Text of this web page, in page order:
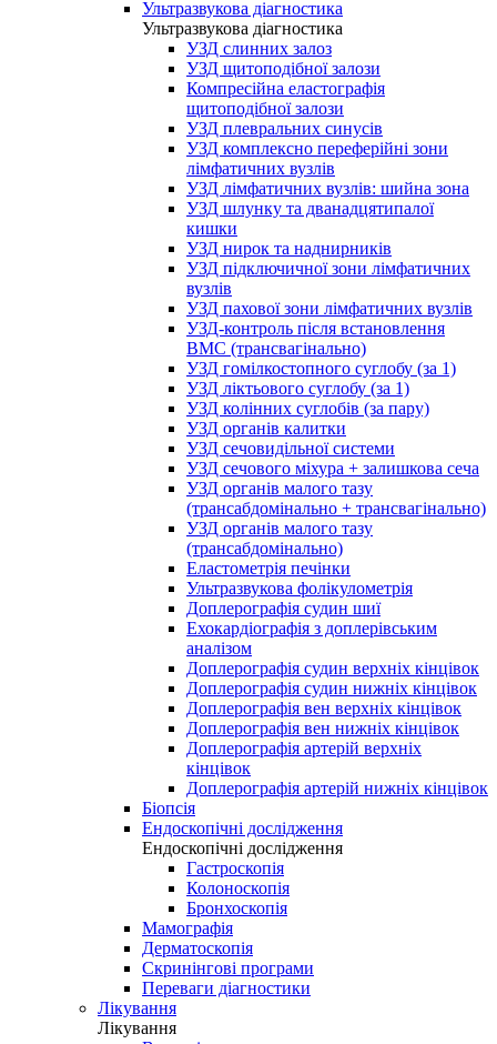
Ультразвукова діагностика
Ультразвукова діагностика
УЗД слинних залоз
УЗД щитоподібної залози
Компресійна еластографія
щитоподібної залози
УЗД плевральних синусів
УЗД комплексно переферійні зони
лімфатичних вузлів
УЗД лімфатичних вузлів: шийна зона
УЗД шлунку та дванадцятипалої
кишки
УЗД нирок та наднирників
УЗД підключичної зони лімфатичних
вузлів
УЗД пахової зони лімфатичних вузлів
УЗД-контроль після встановлення
ВМС (трансвагінально)
УЗД гомілкостопного суглобу (за 1)
УЗД ліктьового суглобу (за 1)
УЗД колінних суглобів (за пару)
УЗД органів калитки
УЗД сечовидільної системи
УЗД сечового міхура + залишкова сеча
УЗД органів малого тазу
(трансабдомінально + трансвагінально)
УЗД органів малого тазу
(трансабдомінально)
Еластометрія печінки
Ультразвукова фолікулометрія
Доплерографія судин шиї
Ехокардіографія з доплерівським
аналізом
Доплерографія судин верхніх кінцівок
Доплерографія судин нижніх кінцівок
Доплерографія вен верхніх кінцівок
Доплерографія вен нижніх кінцівок
Доплерографія артерій верхніх
кінцівок
Доплерографія артерій нижніх кінцівок
Біопсія
Ендоскопічні дослідження
Ендоскопічні дослідження
Гастроскопія
Колоноскопія
Бронхоскопія
Мамографія
Дерматоскопія
Скринінгові програми
Переваги діагностики
Лікування
Лікування